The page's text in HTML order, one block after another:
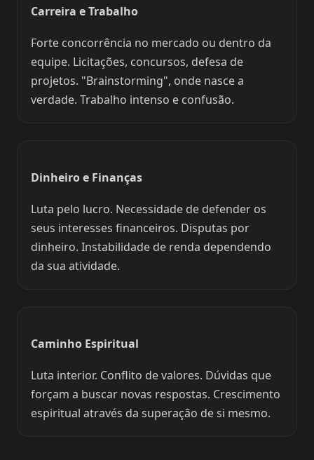
Carreira e Trabalho
Forte concorrência no mercado ou dentro da
equipe. Licitações, concursos, defesa de
projetos. "Brainstorming", onde nasce a
verdade. Trabalho intenso e confusão.
Dinheiro e Finanças
Luta pelo lucro. Necessidade de defender os
seus interesses financeiros. Disputas por
dinheiro. Instabilidade de renda dependendo
da sua atividade.
Caminho Espiritual
Luta interior. Conflito de valores. Dúvidas que
forçam a buscar novas respostas. Crescimento
espiritual através da superação de si mesmo.